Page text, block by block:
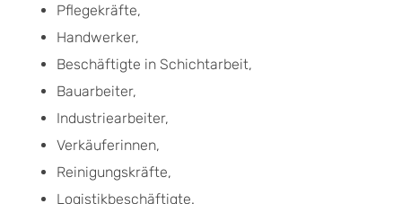
Pflegekräfte,
Handwerker,
Beschäftigte in Schichtarbeit,
Bauarbeiter,
Industriearbeiter,
Verkäuferinnen,
Reinigungskräfte,
Logistikbeschäftigte.